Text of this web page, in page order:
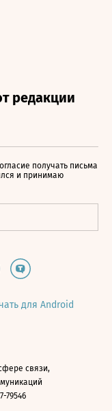
получать письма
и принимаю
для Android
связи,
79546